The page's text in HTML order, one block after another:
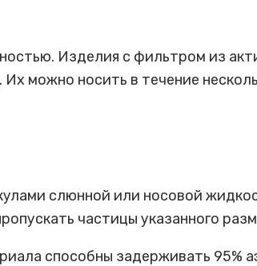
Изделия с фильтром из
можно носить в течение
слюнной или носовой
частицы указанного
способны задерживать 95%